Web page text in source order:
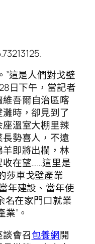
”這是人們對戈壁
日下午，當記者
維吾爾自治區喀
時，卻見到了
溫室大棚里辣
勢喜人，不遠
即將出欄，林
在望……這里是
莎車戈壁產業
年建設、當年使
名在家門口就業
”。
會召包養網開